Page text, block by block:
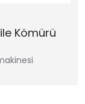
Kömürü